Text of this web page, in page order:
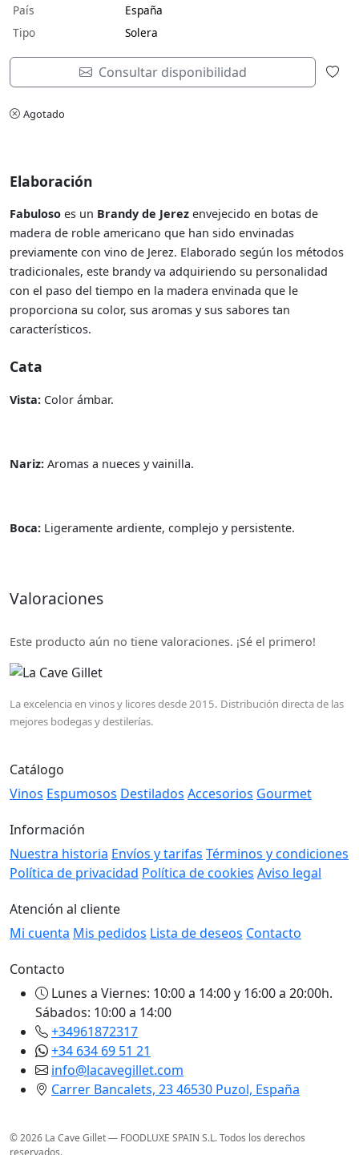
País
España
Tipo
Solera
Consultar disponibilidad
Agotado
Elaboración
Fabuloso es un Brandy de Jerez envejecido en botas de
madera de roble americano que han sido envinadas
previamente con vino de Jerez. Elaborado según los métodos
tradicionales, este brandy va adquiriendo su personalidad
con el paso del tiempo en la madera envinada que le
proporciona su color, sus aromas y sus sabores tan
característicos.
Cata
Vista: Color ámbar.
Nariz: Aromas a nueces y vainilla.
Boca: Ligeramente ardiente, complejo y persistente.
Valoraciones
Este producto aún no tiene valoraciones. ¡Sé el primero!
La excelencia en vinos y licores desde 2015. Distribución directa de las
mejores bodegas y destilerías.
Catálogo
Vinos Espumosos Destilados Accesorios Gourmet
Información
Nuestra historia Envíos y tarifas Términos y condiciones
Política de privacidad Política de cookies Aviso legal
Atención al cliente
Mi cuenta Mis pedidos Lista de deseos Contacto
Contacto
Lunes a Viernes: 10:00 a 14:00 y 16:00 a 20:00h.
Sábados: 10:00 a 14:00
+34961872317
+34 634 69 51 21
info@lacavegillet.com
Carrer Bancalets, 23 46530 Puzol, España
© 2026 La Cave Gillet — FOODLUXE SPAIN S.L. Todos los derechos
reservados.